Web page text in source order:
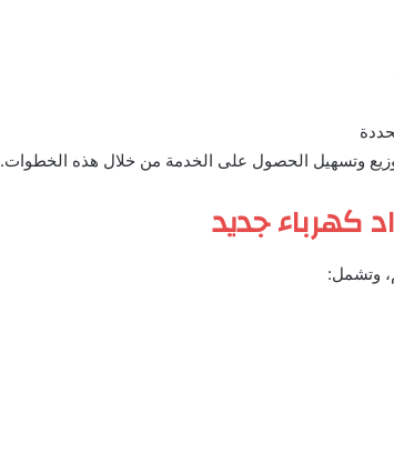
وتسهيل الحصول على الخدمة من خلال هذه الخطوات.
كهرباء جديد
وتشمل: